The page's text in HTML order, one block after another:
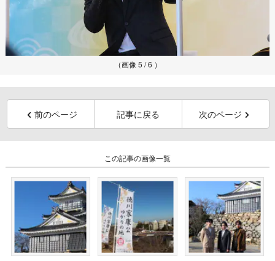
（画像 5 / 6 ）
前のページ 記事に戻る 次のページ
この記事の画像一覧